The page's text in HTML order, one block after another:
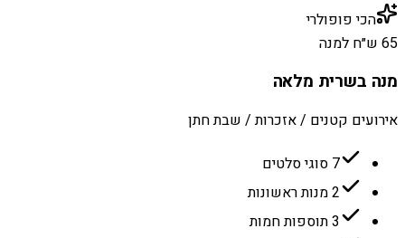
הכי פופולרי
65 ש״ח למנה
מנה בשרית מלאה
אירועים קטנים / אזכרות / שבת חתן
7 סוגי סלטים
2 מנות ראשונות
3 תוספות חמות